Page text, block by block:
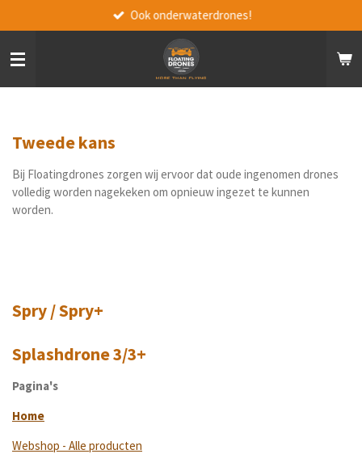
direct
naar
de
hoofdinhoud
Ook onderwaterdrones!
Tweede kans
Bij Floatingdrones zorgen wij ervoor dat oude ingenomen drones
volledig worden nagekeken om opnieuw ingezet te kunnen
worden.
Spry / Spry+
Splashdrone 3/3+
Pagina's
Home
Webshop - Alle producten